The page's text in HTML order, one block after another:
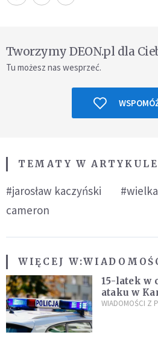
Tworzymy DEON.pl dla
Tu możesz nas wesprzeć.
TEMATY W ARTYKULE
#jarosław kaczyński
cameron
WIĘCEJ W:
15-latek w
ataku w
Policja
WIADOMOŚCI Z